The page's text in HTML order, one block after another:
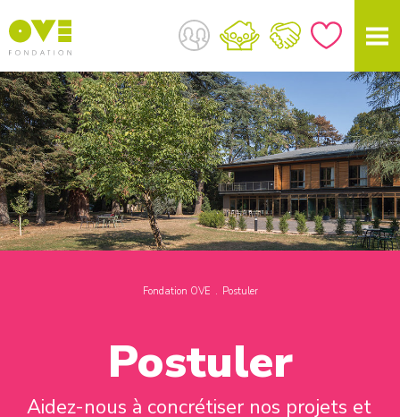
Fondation OVE Postuler
Postuler
Aidez-nous à concrétiser nos projets et